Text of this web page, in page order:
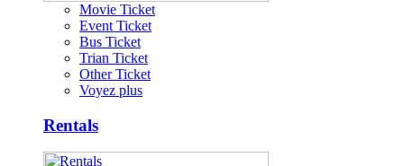
Movie Ticket
Event Ticket
Bus Ticket
Trian Ticket
Other Ticket
Voyez plus
Rentals